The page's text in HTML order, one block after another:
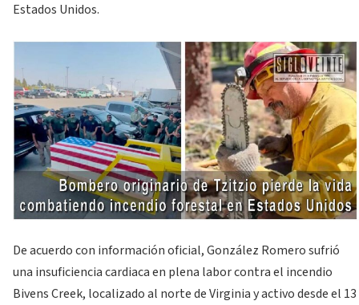
Estados Unidos.
De acuerdo con información oficial, González Romero sufrió
una insuficiencia cardiaca en plena labor contra el incendio
Bivens Creek, localizado al norte de Virginia y activo desde el 13